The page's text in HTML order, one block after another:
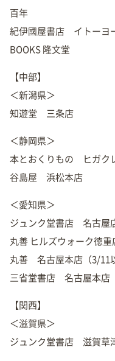
百年
紀伊國屋書店 イトーヨ
BOOKS 隆文堂
【中部】
＜新潟県＞
知遊堂 三条店
＜静岡県＞
本とおくりもの ヒガク
谷島屋 浜松本店
＜愛知県＞
ジュンク堂書店 名古屋
丸善 ヒルズウォーク徳重
丸善 名古屋本店（3/11
三省堂書店 名古屋本店
【関西】
＜滋賀県＞
ジュンク堂書店 滋賀草